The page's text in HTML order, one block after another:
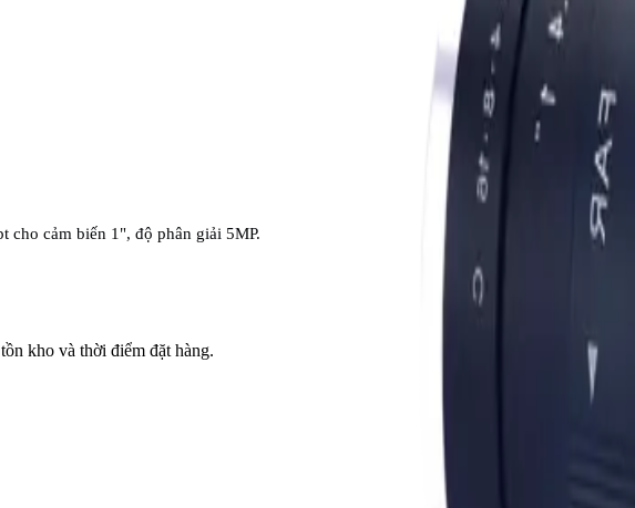
cho cảm biến 1", độ phân giải 5MP.
kho và thời điểm đặt hàng.